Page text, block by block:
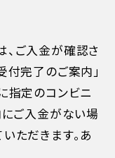
ご入金が確認さ
付完了のご案内」
指定のコンビニ
にご入金がない場
ただきます。あ